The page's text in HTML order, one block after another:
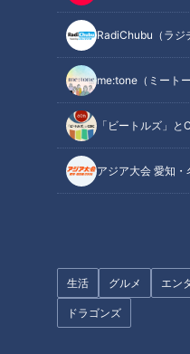
RadiChubu（ラジ
me:tone（ミートー
「ビートルズ」と
アジア大会 愛知・
生活 グルメ エン
ドラゴンズ
古屋を代表する洋菓子店の“愛
れショートケーキ”も調査！
真央さんら輩出…名門・中京大
中京“スポーツコース” 潜入した
らお弁当もトップレベル過ぎた
南波星那がダンスで振り返る
「初音ミク LAWSON 50th